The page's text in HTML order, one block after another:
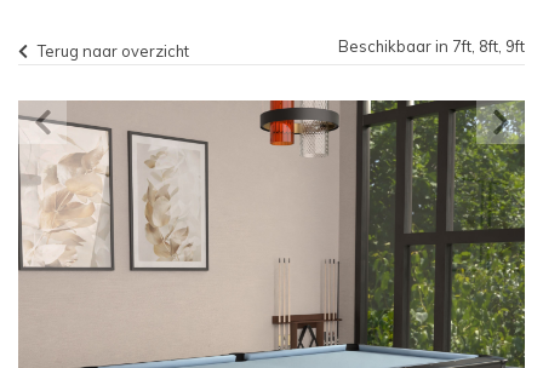
Terug naar overzicht Beschikbaar in 7ft, 8ft, 9ft
Previous